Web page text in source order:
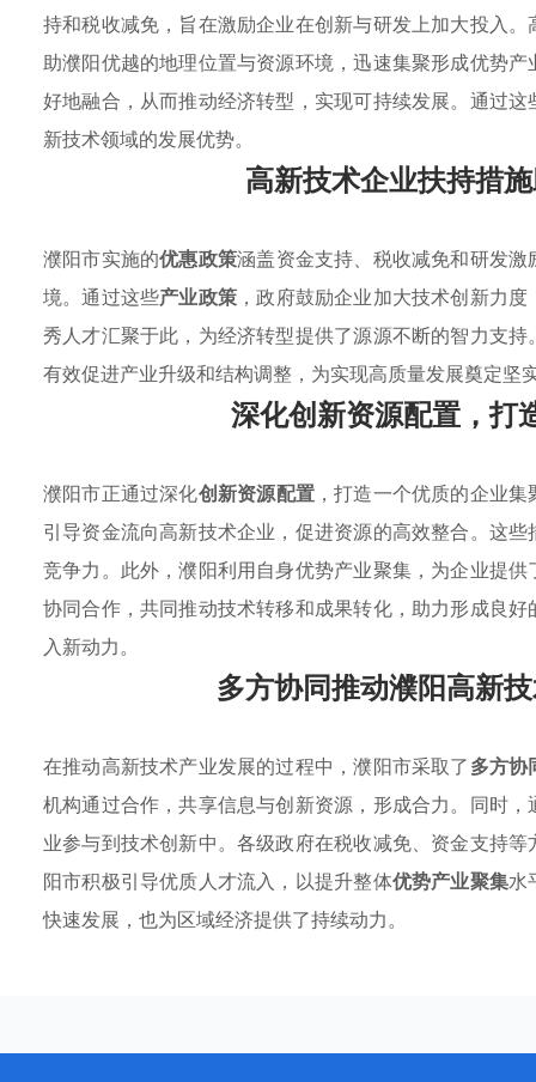
持和税收减免，旨在激励企业在创新与研发上加大投入
助濮阳优越的地理位置与资源环境，迅速集聚形成优势
好地融合，从而推动经济转型，实现可持续发展。通过
新技术领域的发展优势。
高新技术企业扶持措
濮阳市实施的优惠政策涵盖资金支持、税收减免和研发
境。通过这些产业政策 ，政府鼓励企业加大技术创新力
秀人才汇聚于此，为经济转型提供了源源不断的智力支
有效促进产业升级和结构调整，为实现高质量发展奠定坚
深化创新资源配置，打
濮阳市正通过深化创新资源配置，打造一个优质的企业
引导资金流向高新技术企业，促进资源的高效整合。这
竞争力。此外，濮阳利用自身优势产业聚集，为企业提
协同合作，共同推动技术转移和成果转化，助力形成良
入新动力。
多方协同推动濮阳高新
在推动高新技术产业发展的过程中，濮阳市采取了多方协
机构通过合作，共享信息与创新资源，形成合力。同时，
业参与到技术创新中。各级政府在税收减免、资金支持
阳市积极引导优质人才流入，以提升整体优势产业聚集水
快速发展，也为区域经济提供了持续动力。